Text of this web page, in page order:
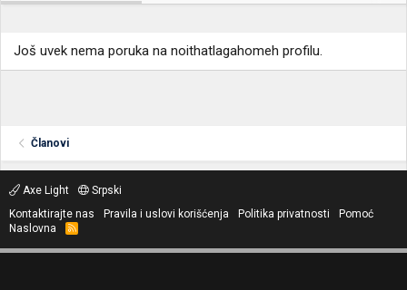
Još uvek nema poruka na noithatlagahomeh profilu.
Članovi
Axe Light
Srpski
Kontaktirajte nas
Pravila i uslovi korišćenja Politika privatnosti
Pomoć
Naslovna
R
S